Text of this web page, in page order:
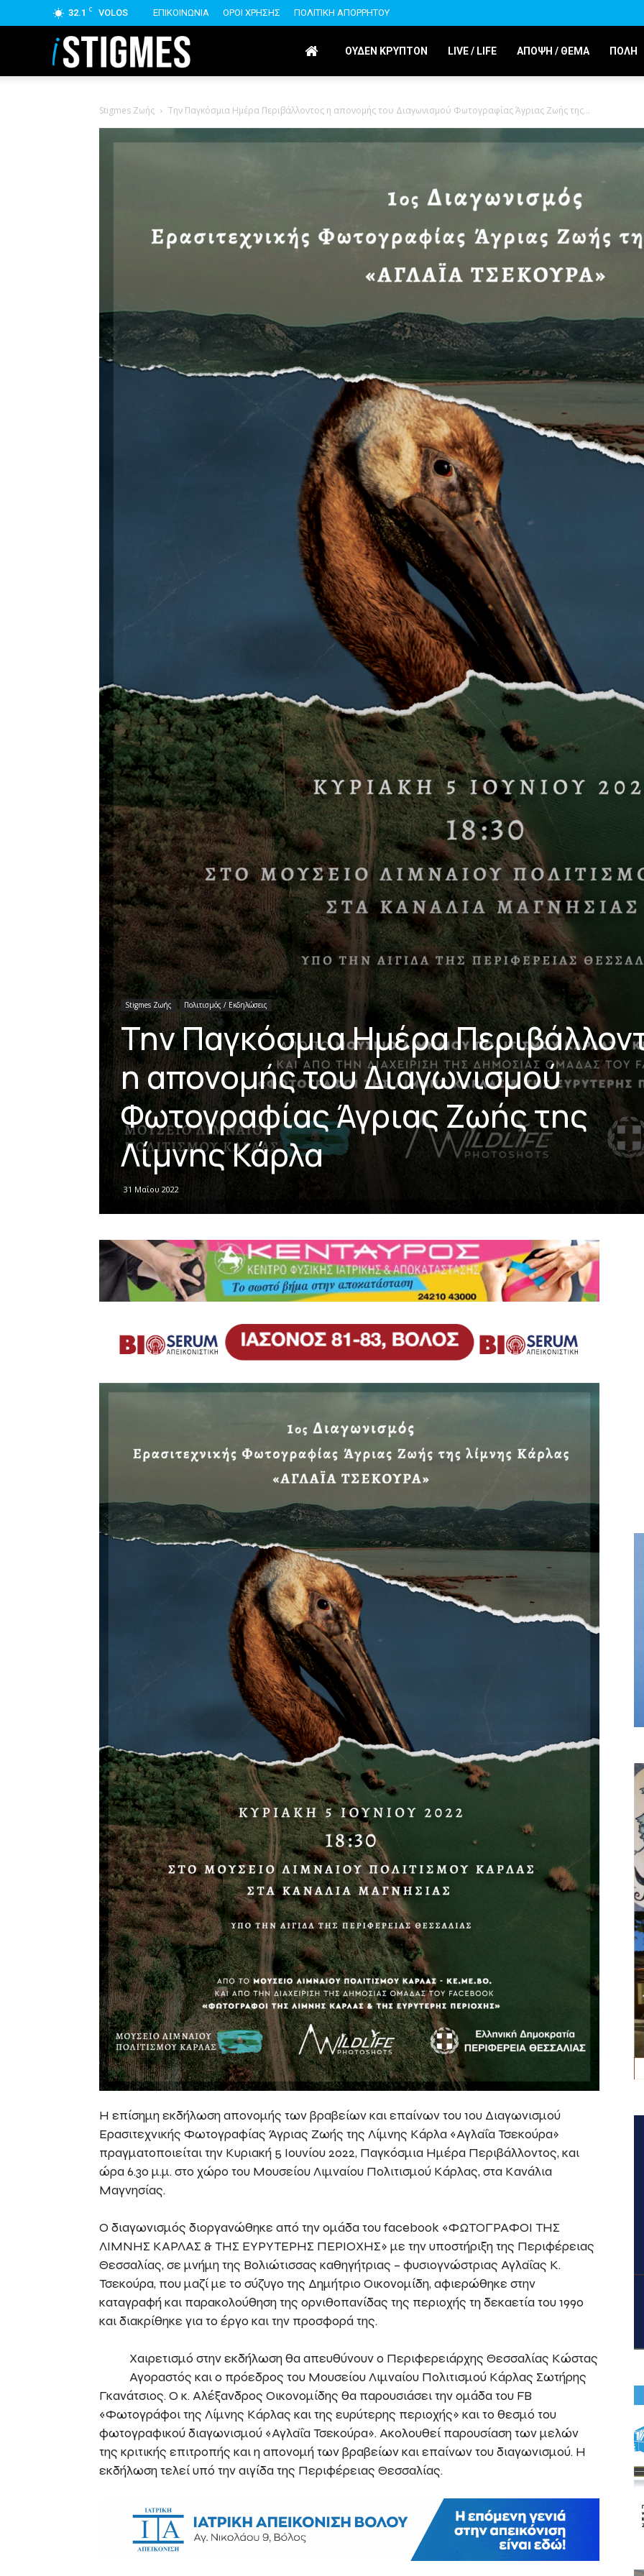
32.1 C VOLOS ΕΠΙΚΟΙΝΩΝΙΑ ΟΡΟΙ ΧΡΗΣΗΣ ΠΟΛΙΤΙΚΗ ΑΠΟΡΡΗΤΟΥ
istigmes ΟΥΔΕΝ ΚΡΥΠΤΟΝ LIVE / LIFE ΑΠΟΨΗ / ΘΕΜΑ ΠΟΛΗ
Stigmes Ζωής Την Παγκόσμια Ημέρα Περιβάλλοντος η απονομής του Διαγωνισμού Φωτογραφίας Άγριας Ζωής της...
Stigmes Ζωής Πολιτισμός / Εκδηλώσεις
Την Παγκόσμια Ημέρα
η απονομής του Διαγωνισμού
Φωτογραφίας Άγριας Ζωής της
Λίμνης Κάρλα
31 Μαΐου 2022
Η επίσημη εκδήλωση απονομής των βραβείων και επαίνων του 1ου Διαγωνισμού
Ερασιτεχνικής Φωτογραφίας Άγριας Ζωής της Λίμνης Κάρλα «Αγλαΐα Τσεκούρα»
πραγματοποιείται την Κυριακή 5 Ιουνίου 2022, Παγκόσμια Ημέρα Περιβάλλοντος, και
ώρα 6.30 μ.μ. στο χώρο του Μουσείου Λιμναίου Πολιτισμού Κάρλας, στα Κανάλια
Μαγνησίας.
Ο διαγωνισμός διοργανώθηκε από την ομάδα του facebook «ΦΩΤΟΓΡΑΦΟΙ ΤΗΣ
ΛΙΜΝΗΣ ΚΑΡΛΑΣ & ΤΗΣ ΕΥΡΥΤΕΡΗΣ ΠΕΡΙΟΧΗΣ» με την υποστήριξη της Περιφέρειας
Θεσσαλίας, σε μνήμη της Βολιώτισσας καθηγήτριας – φυσιογνώστριας Αγλαΐας Κ.
Τσεκούρα, που μαζί με το σύζυγο της Δημήτριο Οικονομίδη, αφιερώθηκε στην
καταγραφή και παρακολούθηση της ορνιθοπανίδας της περιοχής τη δεκαετία του 1990
και διακρίθηκε για το έργο και την προσφορά της.
Χαιρετισμό στην εκδήλωση θα απευθύνουν ο Περιφερειάρχης Θεσσαλίας Κώστας
Αγοραστός και ο πρόεδρος του Μουσείου Λιμναίου Πολιτισμού Κάρλας Σωτήρης
Γκανάτσιος. Ο κ. Αλέξανδρος Οικονομίδης θα παρουσιάσει την ομάδα του FB
«Φωτογράφοι της Λίμνης Κάρλας και της ευρύτερης περιοχής» και το θεσμό του
φωτογραφικού διαγωνισμού «Αγλαΐα Τσεκούρα». Ακολουθεί παρουσίαση των μελών
της κριτικής επιτροπής και η απονομή των βραβείων και επαίνων του διαγωνισμού. Η
εκδήλωση τελεί υπό την αιγίδα της Περιφέρειας Θεσσαλίας.